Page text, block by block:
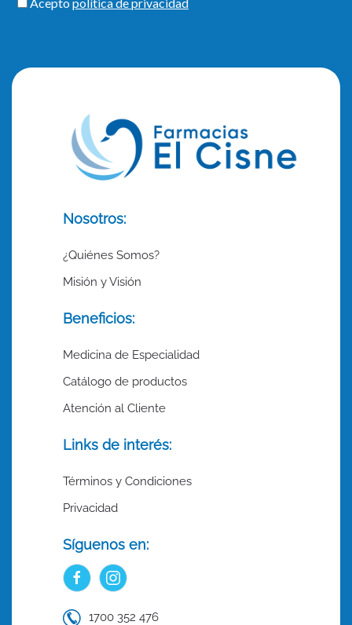
Nosotros:
¿Quiénes Somos?
Misión y Visión
Beneficios:
Medicina de Especialidad
Catálogo de productos
Atención al Cliente
Links de interés:
Términos y Condiciones
Privacidad
Síguenos en:
1700 352 476